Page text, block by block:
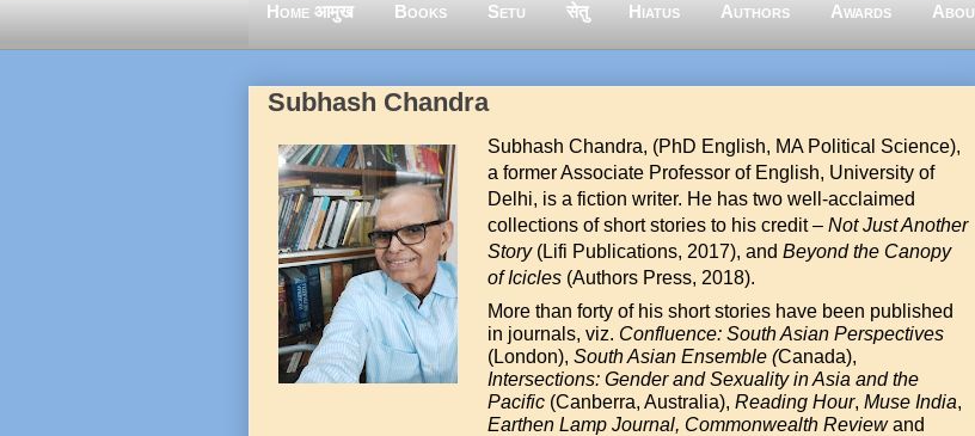
Home आमुख Books Setu सेतु Hiatus Authors Awards
Subhash Chandra
Subhash Chandra, (PhD English, MA Political Science),
a former Associate Professor of English, University of
Delhi, is a fiction writer. He has two well-acclaimed
collections of short stories to his credit – Not Just Another
Story(Lifi Publications, 2017), and Beyond the Canopy
of Icicles (Authors Press, 2018).
More than forty of his short stories have been published
in journals, viz. Confluence: South Asian Perspectives
(London), South Asian Ensemble (Canada),
Intersections: Gender and Sexuality in Asia and the
Pacific (Canberra, Australia), Reading Hour, Muse India,
Earthen Lamp Journal, Commonwealth Reviewand